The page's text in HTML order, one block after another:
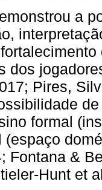
a
dos
Pires,
formal
(espaço
Fontana &
Hunt et